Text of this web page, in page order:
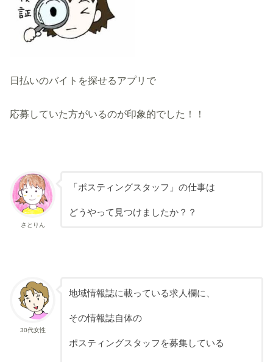
日払いのバイトを探せるアプリで
応募していた方がいるのが印象的でした！！
さとりん
「ポスティングスタッフ」の仕事は
どうやって見つけましたか？？
30代女性
地域情報誌に載っている求人欄に、
その情報誌自体の
ポスティングスタッフを募集している